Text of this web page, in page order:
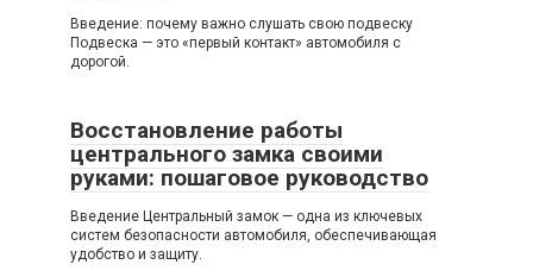
Введение: почему важно слушать свою подвеску
Подвеска — это «первый контакт» автомобиля с
дорогой.
Восстановление работы
центрального замка своими
руками: пошаговое руководство
Введение Центральный замок — одна из ключевых
систем безопасности автомобиля, обеспечивающая
удобство и защиту.